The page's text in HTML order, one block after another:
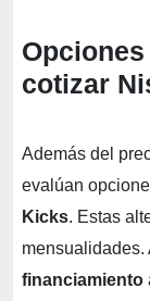
cotizar
Además del
evalúan
Kicks. Estas
mensualidades.
financiamiento